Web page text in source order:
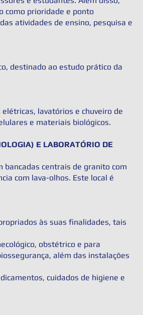
como prioridade e ponto
atividades de ensino, pesquisa e
destinado ao estudo prático da
lavatórios e chuveiro de
e materiais biológicos.
E LABORATÓRIO DE
bancadas centrais de granito com
com lava-olhos. Este local é
às suas finalidades, tais
obstétrico e para
além das instalações
cuidados de higiene e